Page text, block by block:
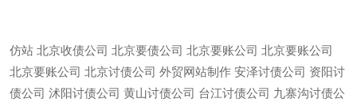
仿站 北京收债公司 北京要债公司 北京要账公司 北京要账公司
北京要账公司 北京讨债公司 外贸网站制作 安泽讨债公司 资阳讨
债公司 沭阳讨债公司 黄山讨债公司 台江讨债公司 九寨沟讨债公